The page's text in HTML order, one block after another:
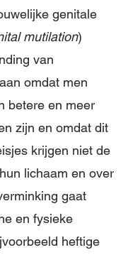
genitale
mutilation)
van
omdat men
betere en meer
zijn en omdat dit
krijgen niet de
lichaam en over
gaat
en fysieke
heftige